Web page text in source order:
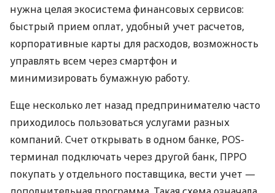
нужна целая экосистема финансовых сервисов:
быстрый прием оплат, удобный учет расчетов,
корпоративные карты для расходов, возможность
управлять всем через смартфон и
минимизировать бумажную работу.
Еще несколько лет назад предпринимателю часто
приходилось пользоваться услугами разных
компаний. Счет открывать в одном банке, POS-
терминал подключать через другой банк, ПРРО
покупать у отдельного поставщика, вести учет —